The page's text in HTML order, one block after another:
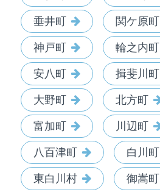
垂井町 関ケ原町
神戸町 輪之内町
安八町 揖斐川町
大野町 北方町
富加町 川辺町
八百津町 白川町
東白川村 御嵩町